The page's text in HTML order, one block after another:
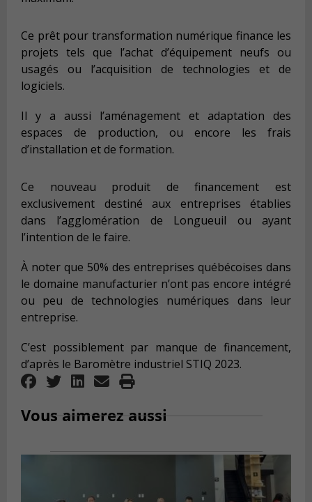
Ce prêt pour transformation numérique finance les
projets tels que l’achat d’équipement neufs ou
usagés ou l’acquisition de technologies et de
logiciels.
Il y a aussi l’aménagement et adaptation des
espaces de production, ou encore les frais
d’installation et de formation.
Ce nouveau produit de financement est
exclusivement destiné aux entreprises établies
dans l’agglomération de Longueuil ou ayant
l’intention de le faire.
À noter que 50% des entreprises québécoises dans
le domaine manufacturier n’ont pas encore intégré
ou peu de technologies numériques dans leur
entreprise.
C’est possiblement par manque de financement,
d’après le Baromètre industriel STIQ 2023.
Vous aimerez aussi